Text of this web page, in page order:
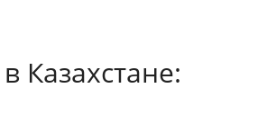
Казахстане: